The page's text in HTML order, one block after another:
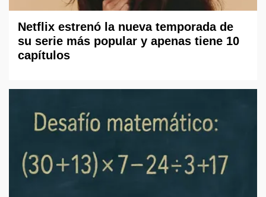
Netflix estrenó la nueva temporada de
su serie más popular y apenas tiene 10
capítulos